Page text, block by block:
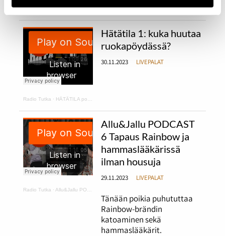
Radio Tutka·Hätätila 2: kurpitsakeittoa ja makaroonimössöä
Radio Tutka · HÄTÄTILA podcast 1
Hätätila 1: kuka huutaa
ruokapöydässä?
30.11.2023 LIVEPALAT
Radio Tutka · Allu&Jallu PODCAST 6 Tapaus Rainbow ja hammaslääkärissä ilman housuja
Allu&Jallu PODCAST
6 Tapaus Rainbow ja
hammaslääkärissä
ilman housuja
29.11.2023 LIVEPALAT
Tänään poikia puhututtaa
Rainbow-brändin
katoaminen sekä
hammaslääkärit.